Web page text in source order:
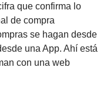
que confirma lo
de compra
se hagan desde
una App. Ahí está
con una web